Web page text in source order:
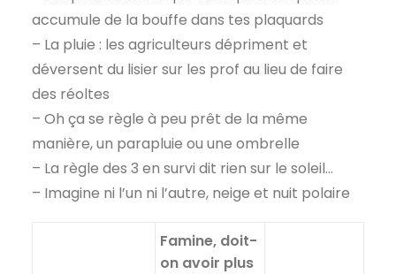
accumule de la bouffe dans tes plaquards
– La pluie : les agriculteurs dépriment et
déversent du lisier sur les prof au lieu de faire
des réoltes
– Oh ça se règle à peu prêt de la même
manière, un parapluie ou une ombrelle
– La règle des 3 en survi dit rien sur le soleil…
– Imagine ni l’un ni l’autre, neige et nuit polaire
Famine, doit-
on avoir plus